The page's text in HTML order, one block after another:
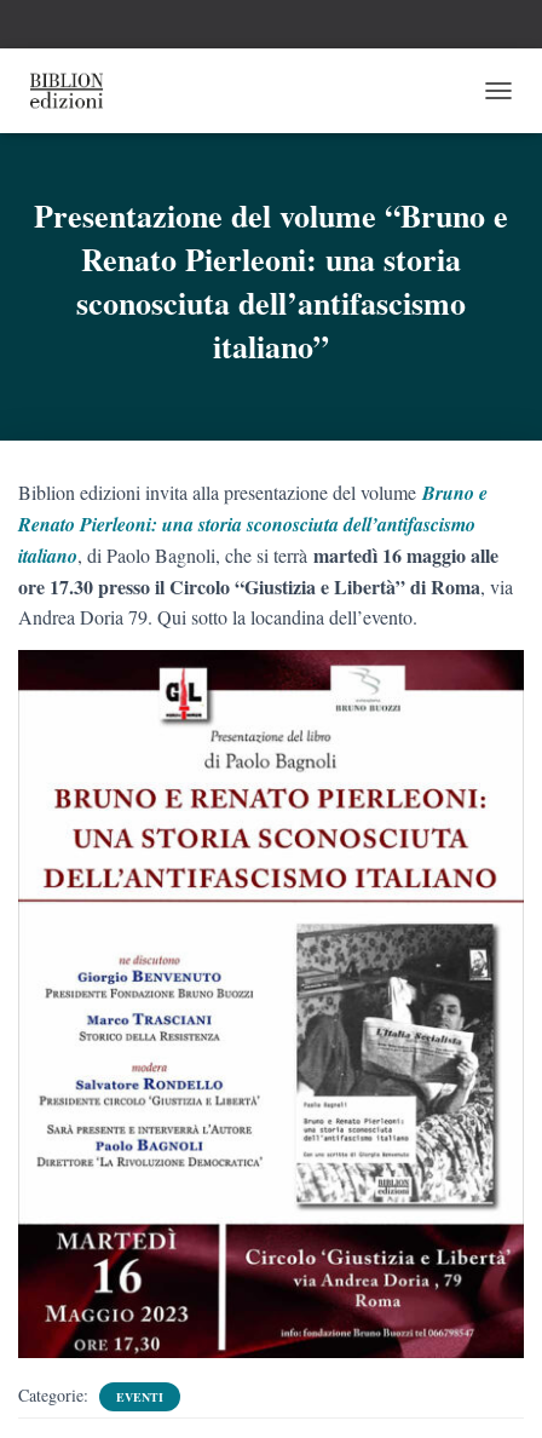
A
A
Presentazione del volume “Bruno e
Renato Pierleoni: una storia
sconosciuta dell’antifascismo
italiano”
Biblion edizioni invita alla presentazione del volume Bruno e
Renato Pierleoni: una storia sconosciuta dell’antifascismo
italiano, di Paolo Bagnoli, che si terrà martedì 16 maggio alle
ore 17.30 presso il Circolo “Giustizia e Libertà” di Roma, via
Andrea Doria 79. Qui sotto la locandina dell’evento.
Categorie: EVENTI